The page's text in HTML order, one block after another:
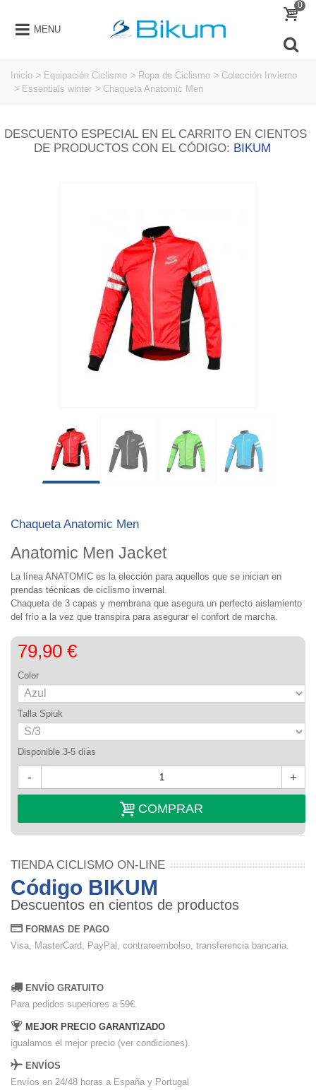
MENU
0
Inicio > Equipación Ciclismo > Ropa de Ciclismo > Colección Invierno
> Essentials winter > Chaqueta Anatomic Men
DESCUENTO ESPECIAL EN EL CARRITO EN CIENTOS
DE PRODUCTOS CON EL CÓDIGO: BIKUM
Chaqueta Anatomic Men
Anatomic Men Jacket
La línea ANATOMIC es la elección para aquellos que se inician en
prendas técnicas de ciclismo invernal.
Chaqueta de 3 capas y membrana que asegura un perfecto aislamiento
del frío a la vez que transpira para asegurar el confort de marcha.
79,90 €
Color
Talla Spiuk
Disponible 3-5 días
- +
COMPRAR
TIENDA CICLISMO ON-LINE
Código BIKUM
Descuentos en cientos de productos
FORMAS DE PAGO
Visa, MasterCard, PayPal, contrareembolso, transferencia bancaria.
ENVÍO GRATUITO
Para pedidos superiores a 59€.
MEJOR PRECIO GARANTIZADO
igualamos el mejor precio (ver condiciones).
ENVÍOS
Envíos en 24/48 horas a España y Portugal